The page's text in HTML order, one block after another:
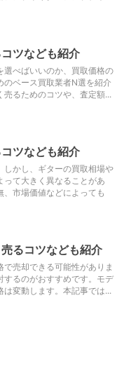
ツなども紹介
選べばいいのか、買取価格の
ベース買取業者N選を紹介
売るためのコツや、査定額...
ツなども紹介
しかし、ギターの買取相場や
て大きく異なることがあ
市場価値などによっても
るコツなども紹介
売却できる可能性がありま
するのがおすすめです。モデ
変動します。本記事では...